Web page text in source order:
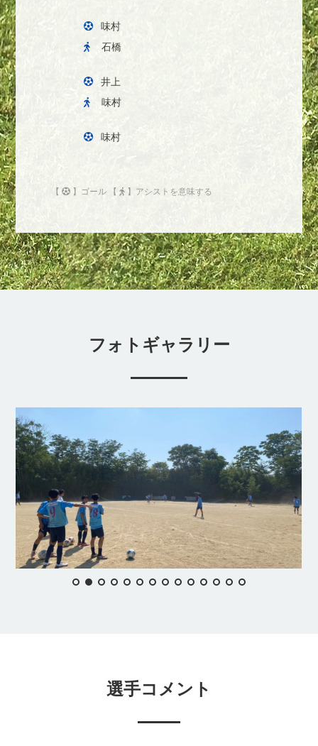
味村
石橋
井上
味村
味村
【 】ゴール 【 】アシストを意味する
フォトギャラリー
選手コメント